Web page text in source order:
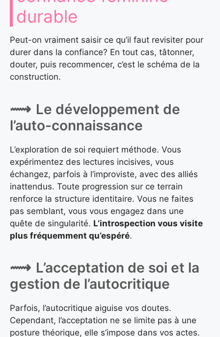
durable
Peut-on vraiment saisir ce qu’il faut revisiter pour
durer dans la confiance? En tout cas, tâtonner,
douter, puis recommencer, c’est le schéma de la
construction.
Le développement de
l’auto-connaissance
L’exploration de soi requiert méthode. Vous
expérimentez des lectures incisives, vous
échangez, parfois à l’improviste, avec des alliés
inattendus. Toute progression sur ce terrain
renforce la structure identitaire. Vous ne faites
pas semblant, vous vous engagez dans une
quête de singularité. L’introspection vous visite
plus fréquemment qu’espéré.
L’acceptation de soi et la
gestion de l’autocritique
Parfois, l’autocritique aiguise vos doutes.
Cependant, l’acceptation ne se limite pas à une
posture théorique, elle s’impose dans vos actes.